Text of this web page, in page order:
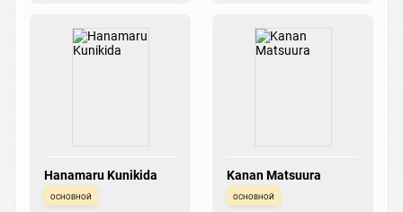
Hanamaru Kunikida
основной
Kanan Matsuura
основной